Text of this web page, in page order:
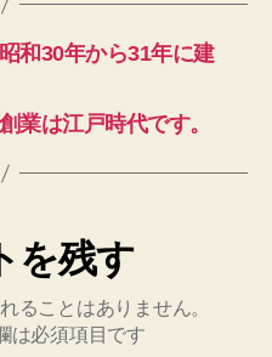
和30年から31年に建
業は江戸時代です。
を残す
ることはありません。
は必須項目です